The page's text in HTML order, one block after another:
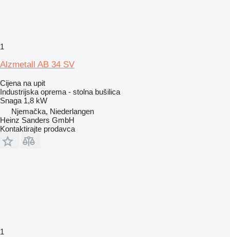
1
Alzmetall AB 34 SV
Cijena na upit
Industrijska oprema - stolna bušilica
Snaga 1,8 kW
Njemačka, Niederlangen
Heinz Sanders GmbH
Kontaktirajte prodavca
1